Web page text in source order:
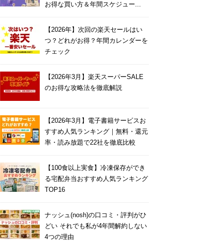
お得な買い方＆年間スケジュー...
【2026年】次回の楽天セールはい
つ？どれがお得？年間カレンダーを
チェック
【2026年3月】楽天スーパーSALE
のお得な攻略法を徹底解説
【2026年3月】電子書籍サービスお
すすめ人気ランキング｜無料・還元
率・読み放題で22社を徹底比較
【100食以上実食】冷凍保存ができ
る宅配弁当おすすめ人気ランキング
TOP16
ナッシュ(nosh)の口コミ・評判がひ
どい それでも私が4年間解約しない
4つの理由